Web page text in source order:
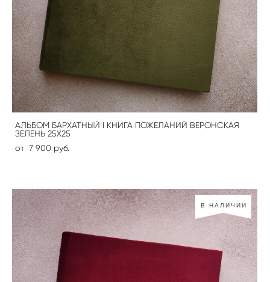
АЛЬБОМ БАРХАТНЫЙ I КНИГА ПОЖЕЛАНИЙ ВЕРОНСКАЯ
ЗЕЛЕНЬ 25Х25
от 7 900 pуб.
В НАЛИЧИИ